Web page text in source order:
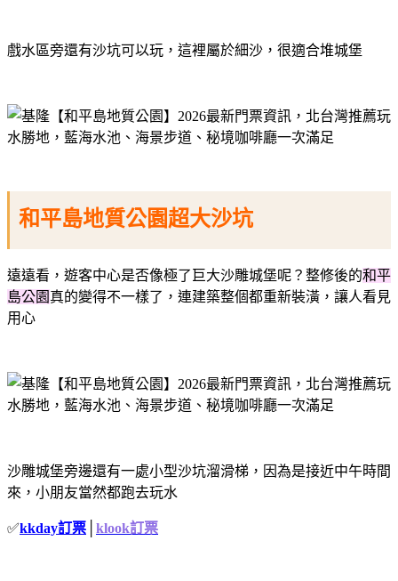
戲水區旁還有沙坑可以玩，這裡屬於細沙，很適合堆城堡
和平島地質公園超大沙坑
遠遠看，遊客中心是否像極了巨大沙雕城堡呢？整修後的和平
島公園 真的變得不一樣了，連建築整個都重新裝潢，讓人看見
用心
沙雕城堡旁邊還有一處小型沙坑溜滑梯，因為是接近中午時間
來，小朋友當然都跑去玩水
✅kkday訂票 klook訂票